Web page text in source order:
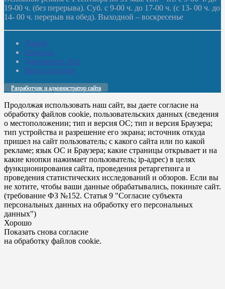
19-00 ч. (без перерыва). Суб. с 9-00 ч. до 17-00 ч. (с 13- 00 ч. до
14- 00 ч. перерыв на обед). Выходной – воскресенье
Домой
Новости
Документы. Все
Мы в соцсетях
Разработчик и администратор сайта
Продолжая использовать наш сайт, вы даете согласие на
обработку файлов cookie, пользовательских данных (сведения
о местоположении; тип и версия ОС; тип и версия Браузера;
тип устройства и разрешение его экрана; источник откуда
пришел на сайт пользователь; с какого сайта или по какой
рекламе; язык ОС и Браузера; какие страницы открывает и на
какие кнопки нажимает пользователь; ip-адрес) в целях
функционирования сайта, проведения ретаргетинга и
проведения статистических исследований и обзоров. Если вы
не хотите, чтобы ваши данные обрабатывались, покиньте сайт.
(требование ФЗ №152. Статья 9 "Согласие субъекта
персональных данных на обработку его персональных
данных")
Хорошо
Показать снова согласие
на обработку файлов cookie.